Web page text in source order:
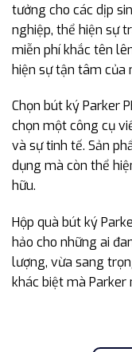
tưởng cho các dịp
nghiệp, thể hiện sự
miễn phí khắc tên
hiện sự tận tâm của
Chọn bút ký Parker
chọn một công cụ
và sự tinh tế. Sản
dụng mà còn thể
hữu.
Hộp quà bút ký
hảo cho những ai
lượng, vừa sang
khác biệt mà